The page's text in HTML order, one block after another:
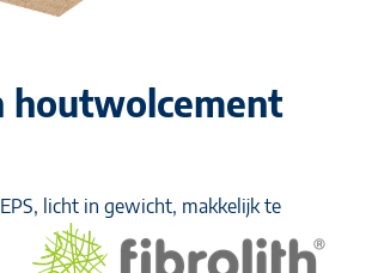
houtwolcement
licht in gewicht, makkelijk te